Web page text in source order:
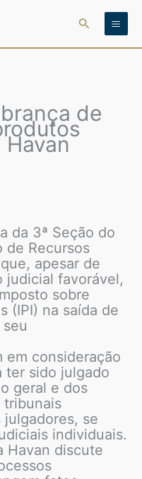
Pesquisar
de
da 3ª Seção do
de Recursos
apesar de
judicial favorável,
sobre
(IPI) na saída de
em consideração
ter sido julgado
geral e dos
tribunais
se
individuais.
Havan discute